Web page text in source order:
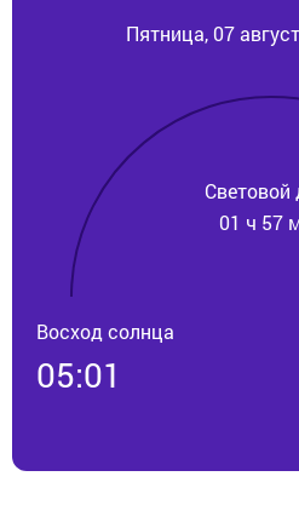
Пятница, 07
Световой
01 ч 57
Восход солнца
05:01